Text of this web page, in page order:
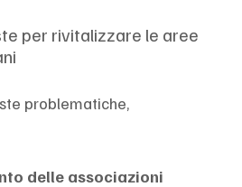
per rivitalizzare le aree
problematiche,
delle associazioni